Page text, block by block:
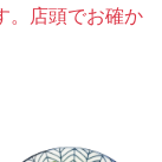
。店頭でお確か